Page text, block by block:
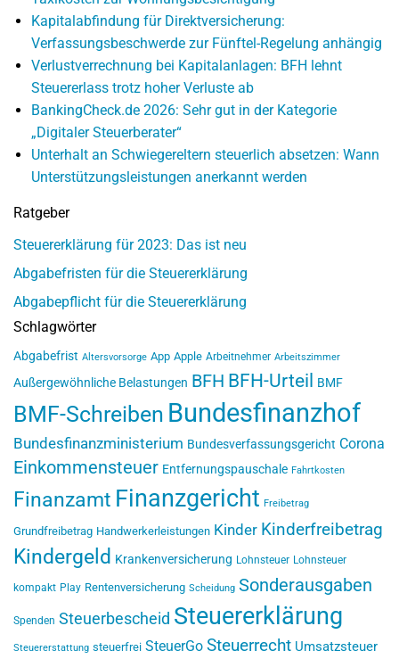
Kapitalabfindung für Direktversicherung:
Verfassungsbeschwerde zur Fünftel-Regelung anhängig
Verlustverrechnung bei Kapitalanlagen: BFH lehnt
Steuererlass trotz hoher Verluste ab
BankingCheck.de 2026: Sehr gut in der Kategorie
„Digitaler Steuerberater“
Unterhalt an Schwiegereltern steuerlich absetzen: Wann
Unterstützungsleistungen anerkannt werden
Ratgeber
Steuererklärung für 2023: Das ist neu
Abgabefristen für die Steuererklärung
Abgabepflicht für die Steuererklärung
Schlagwörter
Abgabefrist Altersvorsorge App Apple Arbeitnehmer Arbeitszimmer
Außergewöhnliche Belastungen BFH BFH-Urteil BMF
BMF-Schreiben Bundesfinanzhof
Bundesfinanzministerium Bundesverfassungsgericht Corona
Einkommensteuer Entfernungspauschale Fahrtkosten
Finanzamt Finanzgericht Freibetrag
Grundfreibetrag Handwerkerleistungen Kinder Kinderfreibetrag
Kindergeld Krankenversicherung Lohnsteuer Lohnsteuer
kompakt Play Rentenversicherung Scheidung Sonderausgaben
Spenden Steuerbescheid Steuererklärung
Steuererstattung steuerfrei SteuerGo Steuerrecht Umsatzsteuer